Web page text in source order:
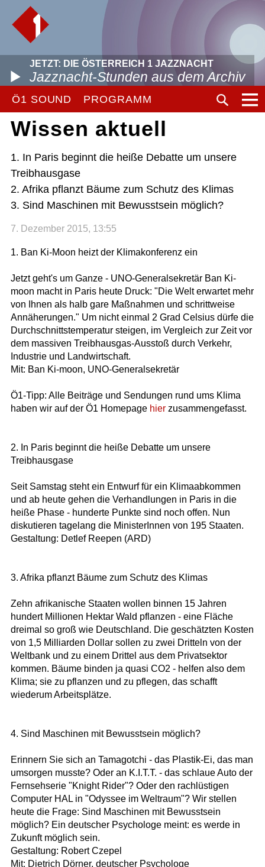
JETZT: DIE ÖSTERREICH 1 JAZZNACHT
Jazznacht-Stunden aus dem Archiv
Ö1 SOUND PROGRAMM
Wissen aktuell
1. In Paris beginnt die heiße Debatte um unsere
Treibhausgase
2. Afrika pflanzt Bäume zum Schutz des Klimas
3. Sind Maschinen mit Bewusstsein möglich?
7. Dezember 2015, 13:55
1. Ban Ki-Moon heizt der Klimakonferenz ein
Jetzt geht's um Ganze - UNO-Generalsekretär Ban Ki-
moon macht in Paris heute Druck: "Die Welt erwartet mehr
von Ihnen als halb gare Maßnahmen und schrittweise
Annäherungen." Um nicht einmal 2 Grad Celsius dürfe die
Durchschnittstemperatur steigen, im Vergleich zur Zeit vor
dem massiven Treibhausgas-Ausstoß durch Verkehr,
Industrie und Landwirtschaft.
Mit: Ban Ki-moon, UNO-Generalsekretär
Ö1-Tipp: Alle Beiträge und Sendungen rund ums Klima
haben wir auf der Ö1 Homepage hierzusammengefasst.
2. In Paris beginnt die heiße Debatte um unsere
Treibhausgase
Seit Samstag steht ein Entwurf für ein Klimaabkommen
und ab heute gehen die Verhandlungen in Paris in die
heiße Phase - hunderte Punkte sind noch offen. Nun
diskutieren tagelang die MinisterInnen von 195 Staaten.
Gestaltung: Detlef Reepen (ARD)
3. Afrika pflanzt Bäume zum Schutz des Klimas
Zehn afrikanische Staaten wollen binnen 15 Jahren
hundert Millionen Hektar Wald pflanzen - eine Fläche
dreimal so groß wie Deutschland. Die geschätzten Kosten
von 1,5 Milliarden Dollar sollen zu zwei Dritteln von der
Weltbank und zu einem Drittel aus dem Privatsektor
kommen. Bäume binden ja quasi CO2 - helfen also dem
Klima; sie zu pflanzen und zu pflegen, das schafft
wiederum Arbeitsplätze.
4. Sind Maschinen mit Bewusstsein möglich?
Erinnern Sie sich an Tamagotchi - das Plastik-Ei, das man
umsorgen musste? Oder an K.I.T.T. - das schlaue Auto der
Fernsehserie "Knight Rider"? Oder den rachlüstigen
Computer HAL in "Odyssee im Weltraum"? Wir stellen
heute die Frage: Sind Maschinen mit Bewusstsein
möglich? Ein deutscher Psychologe meint: es werde in
Zukunft möglich sein.
Gestaltung: Robert Czepel
Mit: Dietrich Dörner, deutscher Psychologe